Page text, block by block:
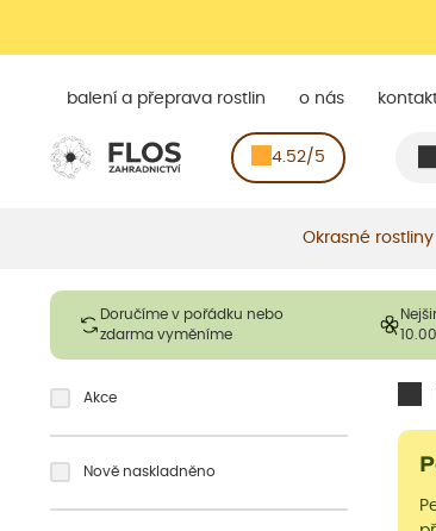
balení a přeprava rostlin o nás
4.52/5
Okrasné rostliny
Doručíme v pořádku nebo
zdarma vyměníme
Akce
Nově naskladněno